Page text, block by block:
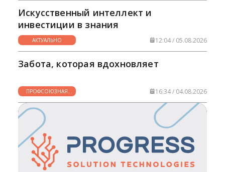
Искусственный интеллект и
инвестиции в знания
АКТУАЛЬНО 12:04 / 05.08.2026
Забота, которая вдохновляет
ПРОФСОЮЗНАЯ
ЖИЗНЬ
16:34 / 04.08.2026